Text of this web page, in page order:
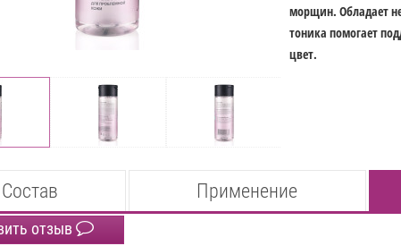
морщин. Обладает
тоника помогает
цвет.
Состав Применение
отзыв